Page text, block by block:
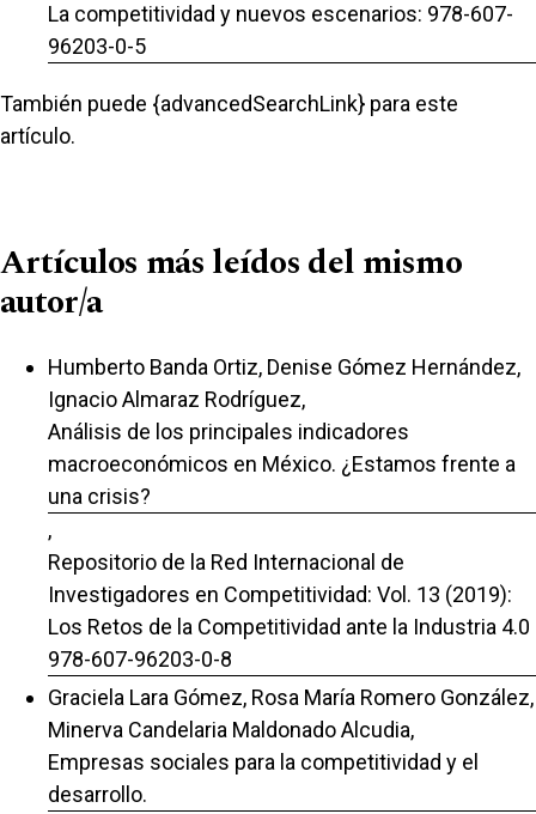
La competitividad y nuevos escenarios: 978-607-
96203-0-5
También puede {advancedSearchLink} para este
artículo.
Artículos más leídos del mismo
autor/a
Humberto Banda Ortiz, Denise Gómez Hernández,
Ignacio Almaraz Rodríguez,
Análisis de los principales indicadores
macroeconómicos en México. ¿Estamos frente a
una crisis?
,
Repositorio de la Red Internacional de
Investigadores en Competitividad: Vol. 13 (2019):
Los Retos de la Competitividad ante la Industria 4.0
978-607-96203-0-8
Graciela Lara Gómez, Rosa María Romero González,
Minerva Candelaria Maldonado Alcudia,
Empresas sociales para la competitividad y el
desarrollo.